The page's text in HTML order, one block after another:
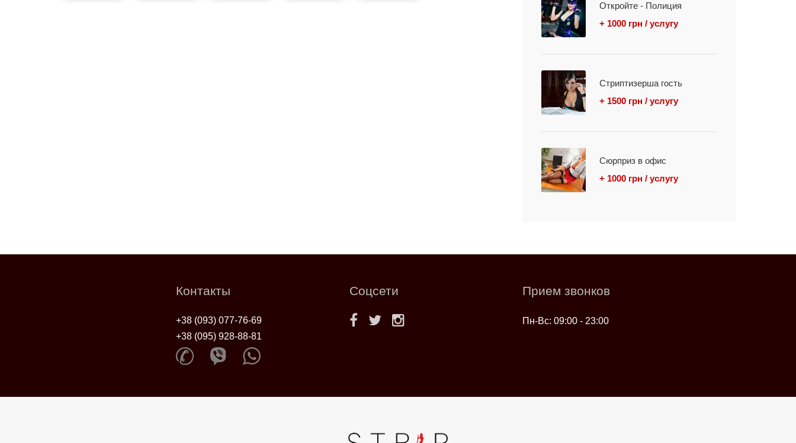
Откройте - Полиция
+ 1000 грн / услугу
Стриптизерша гость
+ 1500 грн / услугу
Сюрприз в офис
+ 1000 грн / услугу
Контакты
+38 (093) 077-76-69
+38 (095) 928-88-81
Соцсети Прием звонков
Пн-Вс: 09:00 - 23:00